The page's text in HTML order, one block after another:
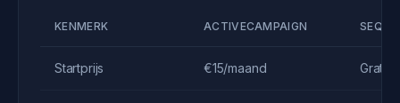
KENMERK ACTIVECAMPAIGN
Startprijs €15/maand Gratis